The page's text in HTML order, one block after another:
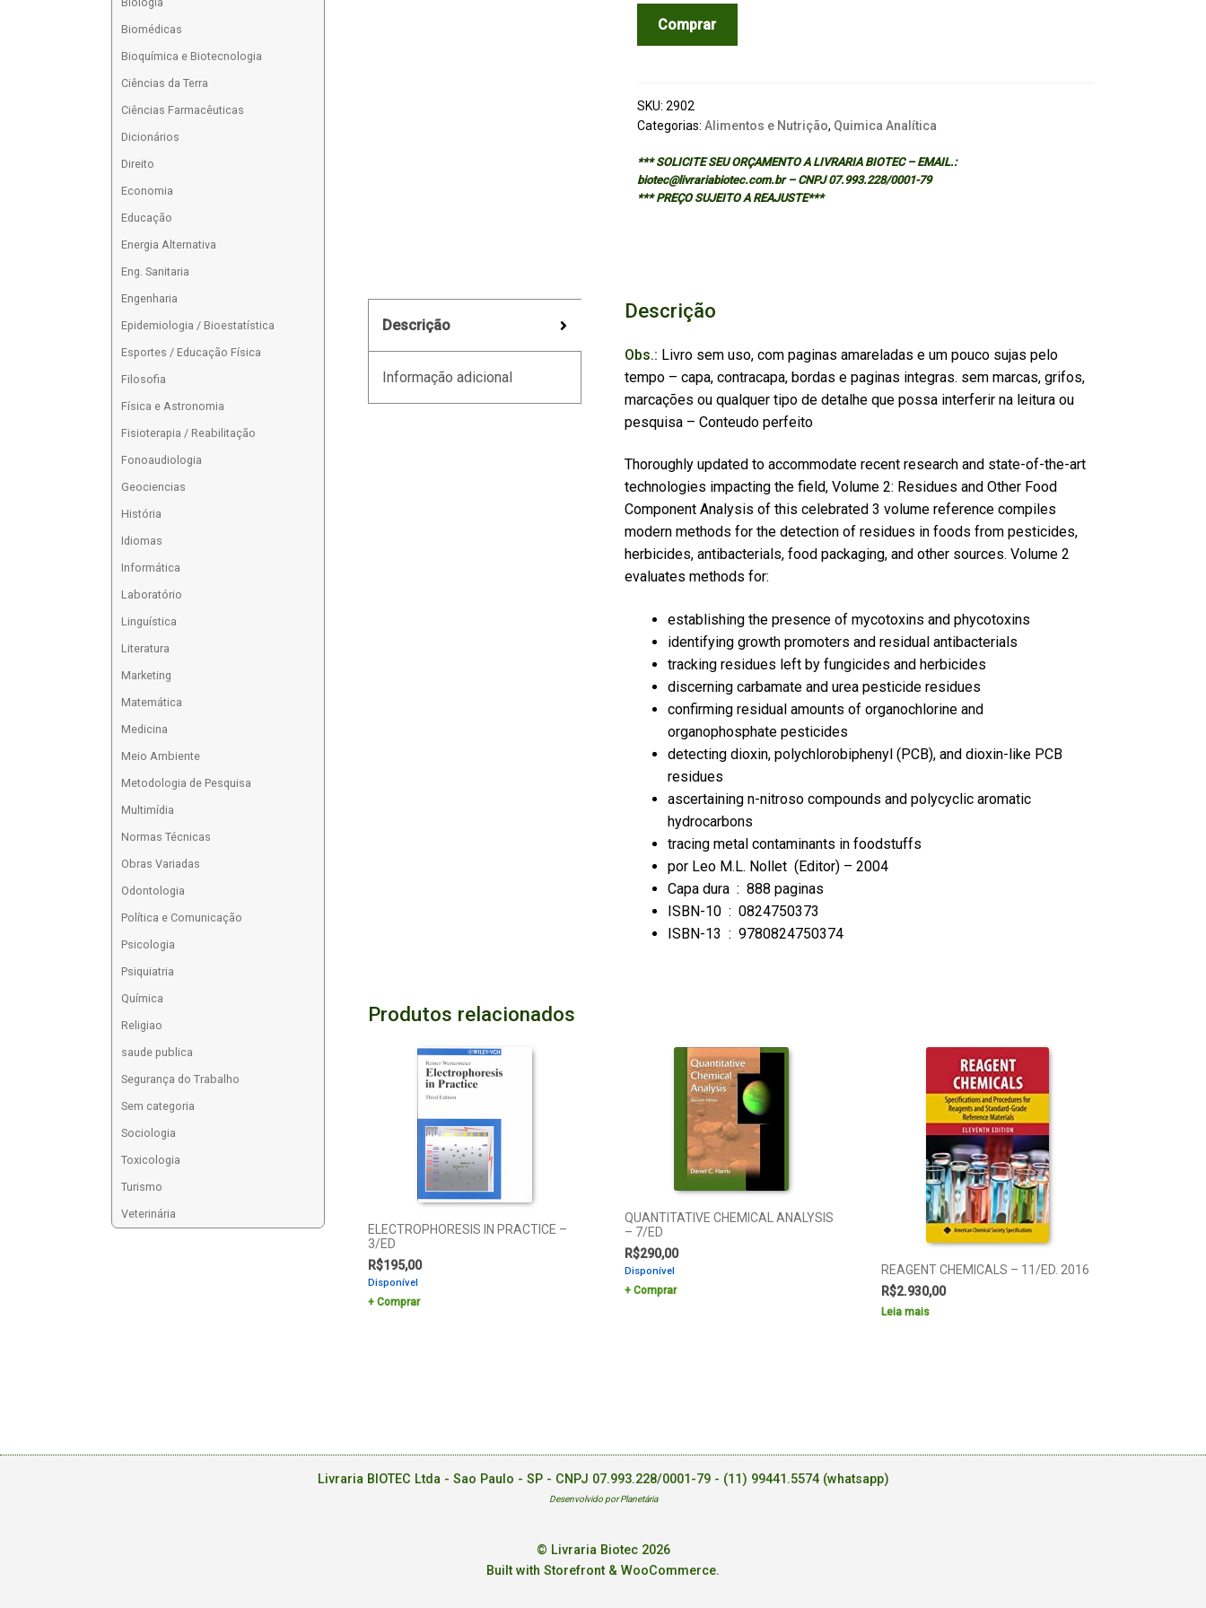
-
VOL.
Residues
Analysis
2/ed
quantidade
Comprar
SKU: 2902
Categorias: Alimentos e Nutrição, Quimica Analítica
*** SOLICITE SEU ORÇAMENTO A LIVRARIA BIOTEC – EMAIL.:
biotec@livrariabiotec.com.br – CNPJ 07.993.228/0001-79
*** PREÇO SUJEITO A REAJUSTE***
Descrição
Informação adicional
Descrição
Obs.: Livro sem uso, com paginas amareladas e um pouco sujas pelo
tempo – capa, contracapa, bordas e paginas integras. sem marcas, grifos,
marcações ou qualquer tipo de detalhe que possa interferir na leitura ou
pesquisa – Conteudo perfeito
Thoroughly updated to accommodate recent research and state-of-the-art
technologies impacting the field, Volume 2: Residues and Other Food
Component Analysis of this celebrated 3 volume reference compiles
modern methods for the detection of residues in foods from pesticides,
herbicides, antibacterials, food packaging, and other sources. Volume 2
evaluates methods for:
establishing the presence of mycotoxins and phycotoxins
identifying growth promoters and residual antibacterials
tracking residues left by fungicides and herbicides
discerning carbamate and urea pesticide residues
confirming residual amounts of organochlorine and
organophosphate pesticides
detecting dioxin, polychlorobiphenyl (PCB), and dioxin-like PCB
residues
ascertaining n-nitroso compounds and polycyclic aromatic
hydrocarbons
tracing metal contaminants in foodstuffs
por Leo M.L. Nollet (Editor) – 2004
Capa dura ‏ : ‎ 888 paginas
ISBN-10 ‏ : ‎ 0824750373
ISBN-13 ‏ : ‎ 9780824750374
Produtos relacionados
ELECTROPHORESIS IN PRACTICE –
3/ED
R$195,00
Disponível
Comprar
QUANTITATIVE CHEMICAL ANALYSIS
– 7/ED
R$290,00
Disponível
Comprar
REAGENT CHEMICALS – 11/ED. 2016
R$2.930,00
Leia mais
Biomédicas
Bioquímica e Biotecnologia
Ciências da Terra
Ciências Farmacêuticas
Dicionários
Direito
Economia
Educação
Energia Alternativa
Eng. Sanitaria
Engenharia
Epidemiologia / Bioestatística
Esportes / Educação Física
Filosofia
Física e Astronomia
Fisioterapia / Reabilitação
Fonoaudiologia
Geociencias
História
Idiomas
Informática
Laboratório
Linguística
Literatura
Marketing
Matemática
Medicina
Meio Ambiente
Metodologia de Pesquisa
Multimídia
Normas Técnicas
Obras Variadas
Odontologia
Política e Comunicação
Psicologia
Psiquiatria
Química
Religiao
saude publica
Segurança do Trabalho
Sem categoria
Sociologia
Toxicologia
Turismo
Veterinária
Livraria BIOTEC Ltda - Sao Paulo - SP - CNPJ 07.993.228/0001-79 - (11) 99441.5574 (whatsapp)
Desenvolvido por Planetária
© Livraria Biotec 2026
Built with Storefront & WooCommerce.